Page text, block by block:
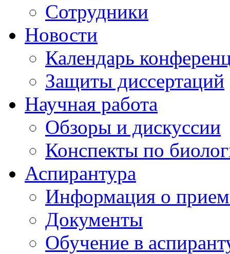
Сотрудники
Новости
Календарь
Защиты диссертаций
Научная работа
Обзоры и дискуссии
Конспекты по
Аспирантура
Информация о
Документы
Обучение в